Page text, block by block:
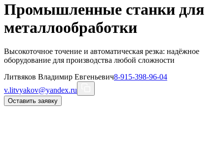
Промышленные станки для
металлообработки
Высокоточное точение и автоматическая резка: надёжное
оборудование для производства любой сложности
Литвяков Владимир Евгеньевич8-915-398-96-04
v.litvyakov@yandex.ru
Оставить заявку